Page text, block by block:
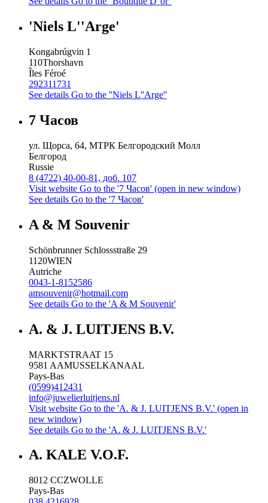
'Niels L''Arge'
Kongabrúgvin 1
110Thorshavn
Îles Féroé
292311731
See details Go to the ''Niels L''Arge''
7 Часов
ул. Щорса, 64, МТРК Белгородский Молл
Белгород
Russie
8 (4722) 40-00-81, доб. 107
Visit website Go to the '7 Часов' (open in new window)
See details Go to the '7 Часов'
A & M Souvenir
Schönbrunner Schlossstraße 29
1120WIEN
Autriche
0043-1-8152586
amsouvenir@hotmail.com
See details Go to the 'A & M Souvenir'
A. & J. LUITJENS B.V.
MARKTSTRAAT 15
9581 AAMUSSELKANAAL
Pays-Bas
(0599)412431
info@juwelierluitjens.nl
Visit website Go to the 'A. & J. LUITJENS B.V.' (open in
new window)
See details Go to the 'A. & J. LUITJENS B.V.'
A. KALE V.O.F.
8012 CCZWOLLE
Pays-Bas